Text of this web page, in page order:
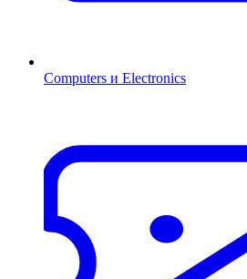
Computers и Electronics